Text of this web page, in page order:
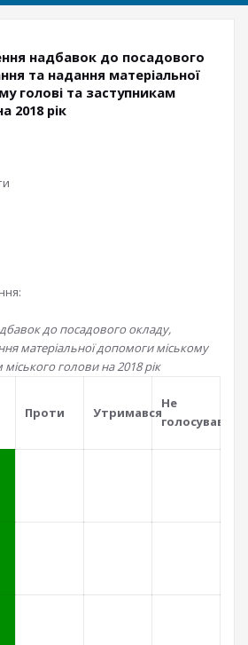
надбавок до посадового
та надання матеріальної
голові та заступникам
2018 рік
до посадового окладу,
матеріальної допомоги міському
міського голови на 2018 рік
Проти Утримався
Не
голосував